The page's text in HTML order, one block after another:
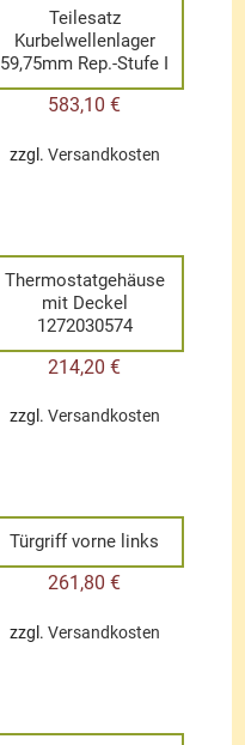
Teilesatz
Kurbelwellenlager
59,75mm Rep.-Stufe I
583,10€
zzgl. Versandkosten
Thermostatgehäuse
mit Deckel
1272030574
214,20€
zzgl. Versandkosten
Türgriff vorne links
261,80€
zzgl. Versandkosten